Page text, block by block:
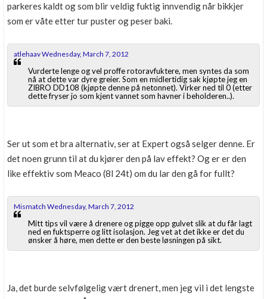
parkeres kaldt og som blir veldig fuktig innvendig når bikkjer
som er våte etter tur puster og peser baki.
atlehaav Wednesday, March 7, 2012
Vurderte lenge og vel proffe rotoravfuktere, men syntes da som
nå at dette var dyre greier. Som en midlertidig sak kjøpte jeg en
ZIBRO DD108 (kjøpte denne på netonnet). Virker ned til 0 (etter
dette fryser jo som kjent vannet som havner i beholderen..).
Ser ut som et bra alternativ, ser at Expert også selger denne. Er
det noen grunn til at du kjører den på lav effekt? Og er er den
like effektiv som Meaco (8l 24t) om du lar den gå for fullt?
Mismatch Wednesday, March 7, 2012
Mitt tips vil være å drenere og pigge opp gulvet slik at du får lagt
ned en fuktsperre og litt isolasjon. Jeg vet at det ikke er det du
ønsker å høre, men dette er den beste løsningen på sikt.
Ja, det burde selvfølgelig vært drenert, men jeg vil i det lengste